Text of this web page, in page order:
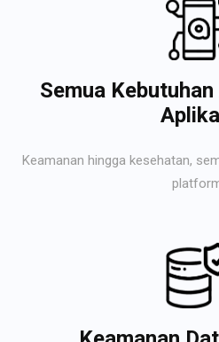
Semua
Keamanan hingga kesehatan,